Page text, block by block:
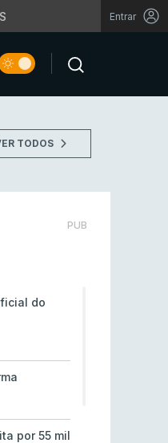
Entrar
TODOS
PUB
do
por 55 mil